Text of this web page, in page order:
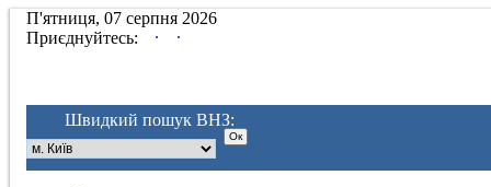
П'ятниця, 07 серпня 2026
Приєднуйтесь:
. .
Швидкий пошук ВНЗ: